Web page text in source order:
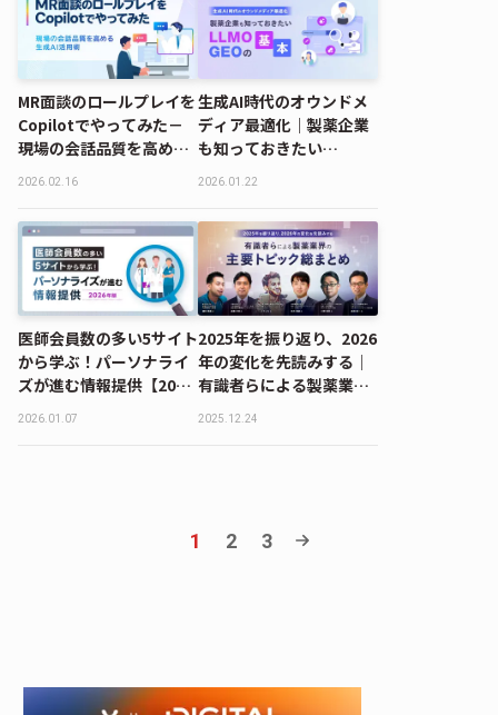
MR面談のロールプレイを
Copilotでやってみた－
現場の会話品質を高める
生成AI活用術
2026.02.16
生成AI時代のオウンドメ
ディア最適化｜製薬企業
も知っておきたい
LLMO・GEOの基本
2026.01.22
医師会員数の多い5サイト
から学ぶ！パーソナライ
ズが進む情報提供【2026
年版】
2026.01.07
2025年を振り返り、2026
年の変化を先読みする｜
有識者らによる製薬業界
の主要トピック総まとめ
2025.12.24
1 2 3